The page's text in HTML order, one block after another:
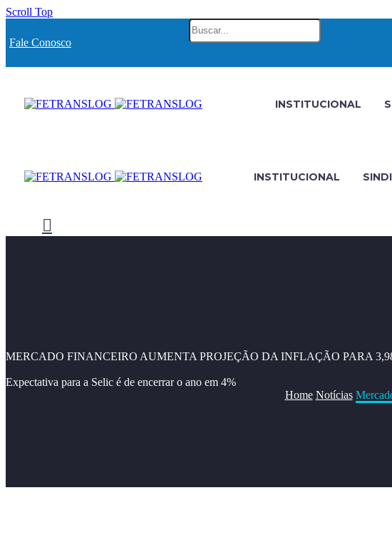
Scroll Top
Fale Conosco
INSTITUCIONAL
INSTITUCIONAL
MERCADO FINANCEIRO AUMENTA PROJEÇÃO DA INFLAÇÃO PARA
Expectativa para a Selic é de encerrar o ano em 4%
Home Notícias